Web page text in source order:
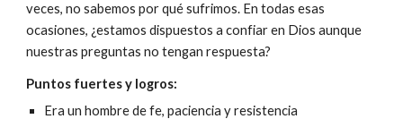
veces, no sabemos por qué sufrimos. En todas esas
ocasiones, ¿estamos dispuestos a confiar en Dios aunque
nuestras preguntas no tengan respuesta?
Puntos fuertes y logros:
Era un hombre de fe, paciencia y resistencia